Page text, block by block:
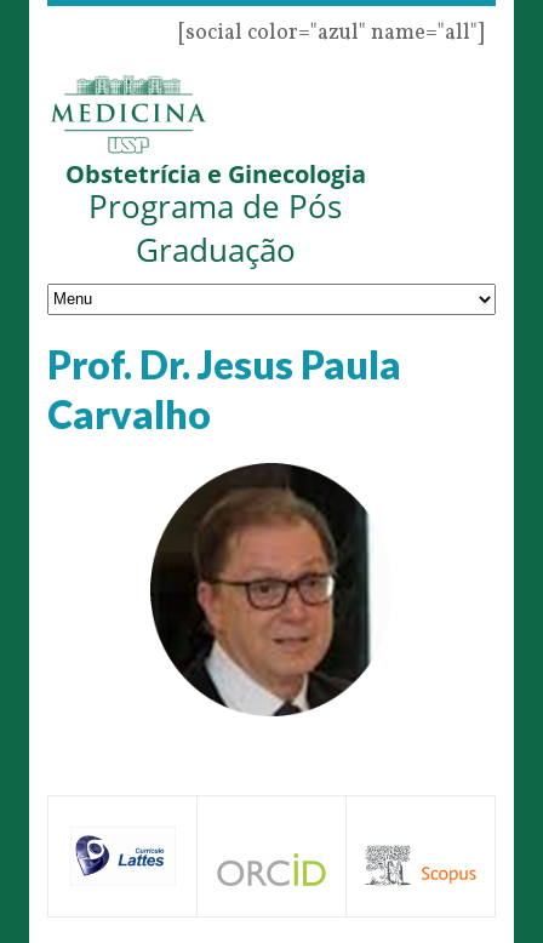
[social color="azul" name="all"]
Obstetrícia e Ginecologia
Programa de Pós
Graduação
Prof. Dr. Jesus Paula
Carvalho